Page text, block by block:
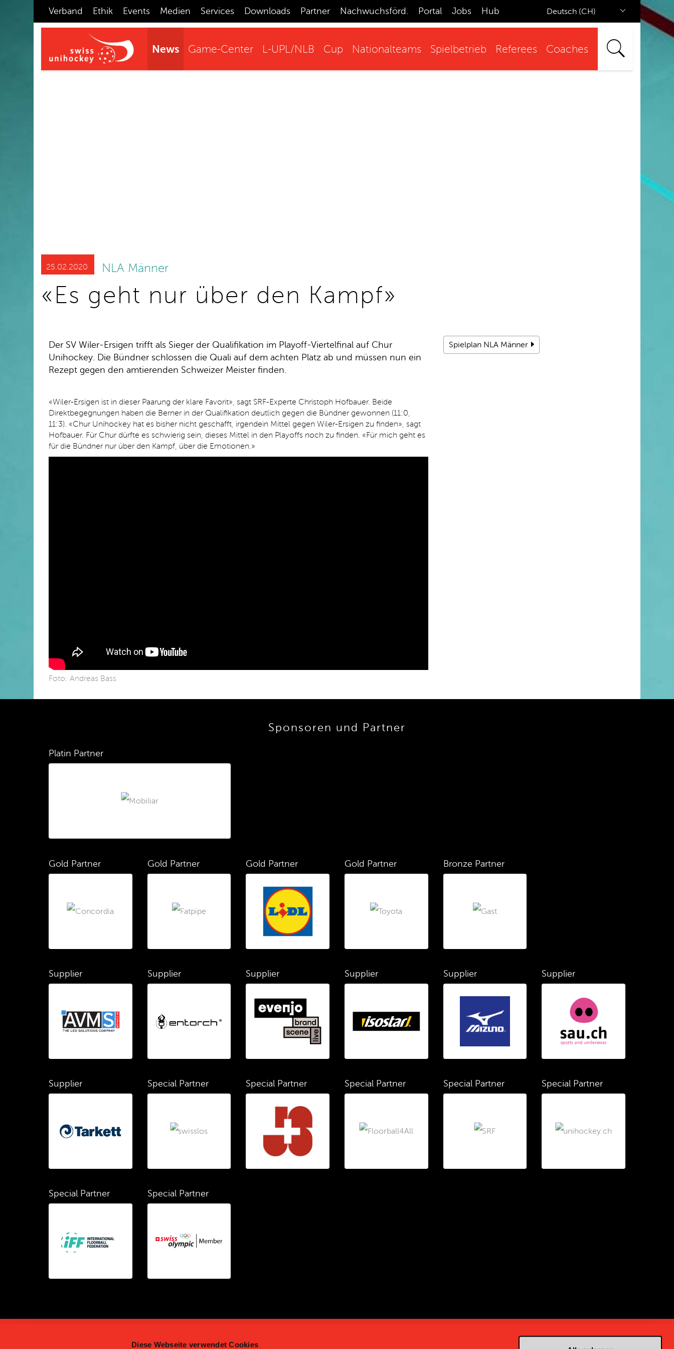
Diese Webseite verwendet Cookies
Verband Ethik Events Medien Services Downloads Partner Nachwuchsförd. Portal Jobs Hub Deutsch (CH)
News Game-Center L-UPL/NLB Cup Nationalteams Spielbetrieb Referees Coaches
25.02.2020 NLA Männer
«Es geht nur über den Kampf»
Der SV Wiler-Ersigen trifft als Sieger der Qualifikation im Playoff-Viertelfinal auf Chur
Unihockey. Die Bündner schlossen die Quali auf dem achten Platz ab und müssen nun ein
Rezept gegen den amtierenden Schweizer Meister finden.
«Wiler-Ersigen ist in dieser Paarung der klare Favorit», sagt SRF-Experte Christoph Hofbauer. Beide
Direktbegegnungen haben die Berner in der Qualifikation deutlich gegen die Bündner gewonnen (11:0,
11:3). «Chur Unihockey hat es bisher nicht geschafft, irgendein Mittel gegen Wiler-Ersigen zu finden», sagt
Hofbauer. Für Chur dürfte es schwierig sein, dieses Mittel in den Playoffs noch zu finden. «Für mich geht es
für die Bündner nur über den Kampf, über die Emotionen.»
Spielplan NLA Männer
Foto: Andreas Bass
Sponsoren und Partner
Platin Partner
Gold Partner Gold Partner Gold Partner Gold Partner Bronze Partner
Supplier Supplier Supplier Supplier Supplier Supplier
Supplier Special Partner Special Partner Special Partner Special Partner Special Partner
Special Partner Special Partner